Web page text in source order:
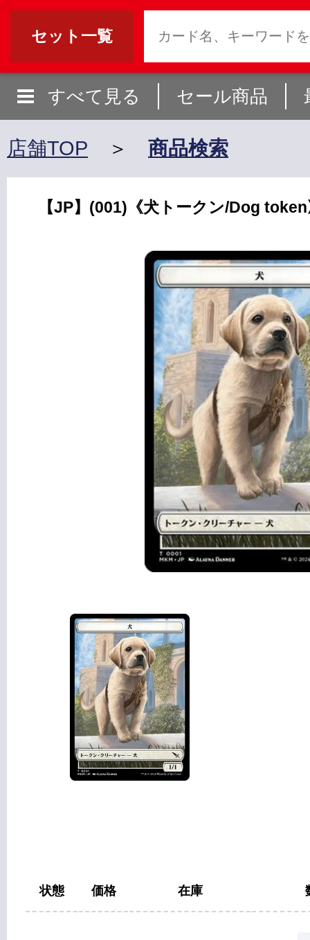
セット一覧
すべて見る セール商品
店舗TOP ＞ 商品検索
【JP】(001)《犬トークン/Dog
状態 価格 在庫